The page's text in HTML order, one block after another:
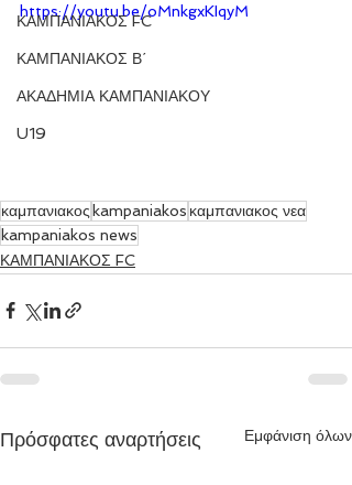
ΚΑΜΠΑΝΙΑΚΟΣ FC
ΚΑΜΠΑΝΙΑΚΟΣ Β΄
ΑΚΑΔΗΜΙΑ ΚΑΜΠΑΝΙΑΚΟΥ
U19
https://youtu.be/oMnkgxKIqyM
καμπανιακος kampaniakos καμπανιακος νεα
kampaniakos news
ΚΑΜΠΑΝΙΑΚΟΣ FC
Πρόσφατες αναρτήσεις Εμφάνιση όλων